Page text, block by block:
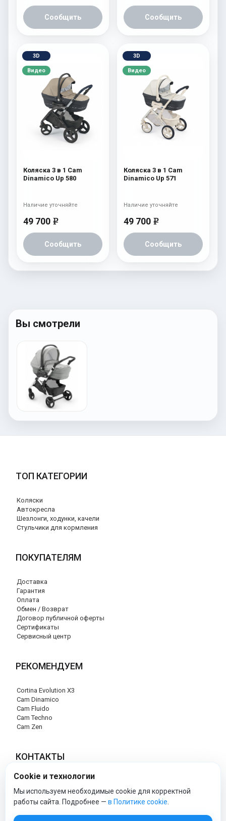
Сообщить Сообщить
3D
Видео
Коляска 3 в 1 Cam
Dinamico Up 580
49 700 e
Сообщить
Наличие уточняйте
3D
Видео
Коляска 3 в 1 Cam
Dinamico Up 571
49 700 e
Сообщить
Наличие уточняйте
Вы смотрели
ТОП КАТЕГОРИИ
Коляски
Автокресла
Шезлонги, ходунки, качели
Стульчики для кормления
ПОКУПАТЕЛЯМ
Доставка
Гарантия
Оплата
Обмен / Возврат
Договор публичной оферты
Сертификаты
Сервисный центр
РЕКОМЕНДУЕМ
Cortina Evolution X3
Cam Dinamico
Cam Fluido
Cam Techno
Cam Zen
КОНТАКТЫ
+7 (495) 120-29-85
info@cam-official-store.ru
Cookie и технологии
Мы используем необходимые cookie для корректной
работы сайта. Подробнее — в Политике cookie